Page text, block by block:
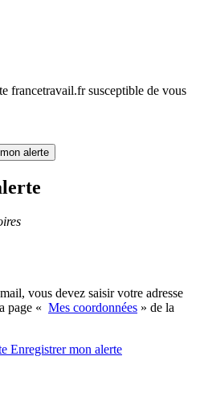
francetravail.fr susceptible de vous
alerte
vous devez saisir votre adresse
page « Mes coordonnées » de la
Enregistrermon alerte